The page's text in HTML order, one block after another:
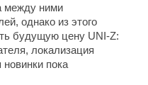
между ними
однако из этого
будущую цену UNI-Z:
локализация
новинки пока